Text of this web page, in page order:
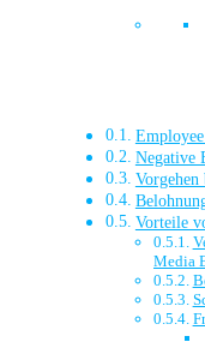
Negative
Vorteile
Media